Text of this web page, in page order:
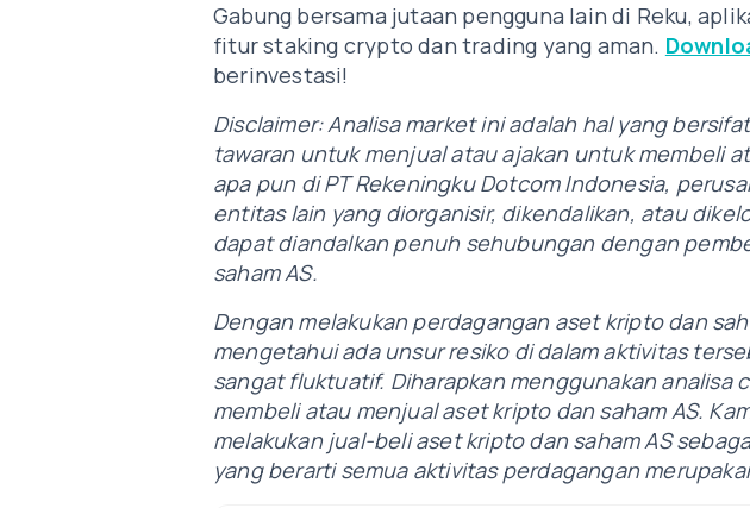
Gabung bersama jutaan pengguna lain di Reku,
fitur staking crypto dan trading yang aman.
berinvestasi!
Disclaimer: Analisa market ini adalah hal yang
tawaran untuk menjual atau ajakan untuk membeli
apa pun di PT Rekeningku Dotcom Indonesia,
entitas lain yang diorganisir, dikendalikan, atau
dapat diandalkan penuh sehubungan dengan
saham AS.
Dengan melakukan perdagangan aset kripto dan
mengetahui ada unsur resiko di dalam aktivitas
sangat fluktuatif. Diharapkan menggunakan analisa
membeli atau menjual aset kripto dan saham AS.
melakukan jual-beli aset kripto dan saham AS
yang berarti semua aktivitas perdagangan